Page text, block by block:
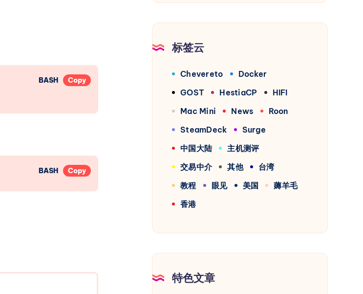
BASH Copy
BASH Copy
标签云
Chevereto
Docker
GOST
HestiaCP
HIFI
Mac Mini
News
Roon
SteamDeck
Surge
中国大陆
主机测评
交易中介
其他
台湾
教程
眼见 美国
薅羊毛
香港
特色文章